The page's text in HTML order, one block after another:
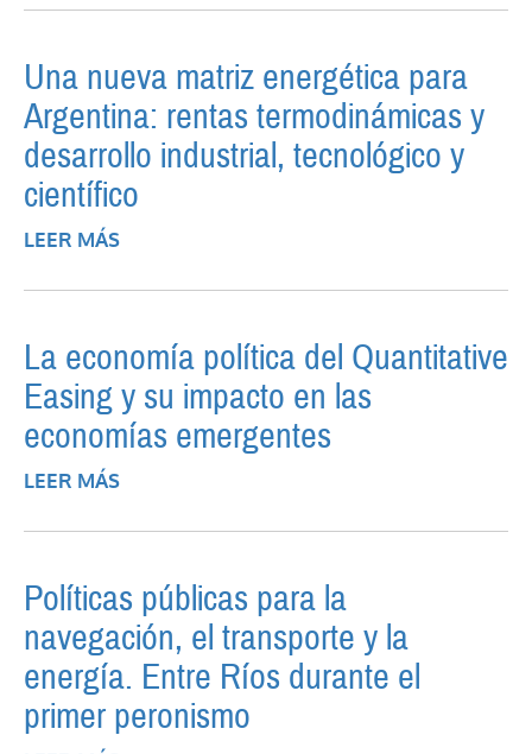
TECNOLÓGICA
Una nueva matriz energética para
Argentina: rentas termodinámicas y
desarrollo industrial, tecnológico y
científico
LEER MÁS
TERMODINÁMICAS Y DESARROLLO
La economía política del Quantitative
Easing y su impacto en las
economías emergentes
LEER MÁS
LAS ECONOMÍAS EMERGENTES
Políticas públicas para la
navegación, el transporte y la
energía. Entre Ríos durante el
primer peronismo